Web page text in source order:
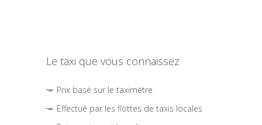
Le taxi que vous connaissez
Prix basé sur le taximètre
Effectué par les flottes de taxis locales